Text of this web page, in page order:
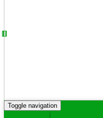
Toggle navigation